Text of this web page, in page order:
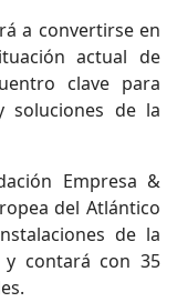
a convertirse en
actual de
clave para
soluciones de la
Empresa &
del Atlántico
de la
y contará con 35